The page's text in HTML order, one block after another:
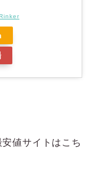
値サイトはこち